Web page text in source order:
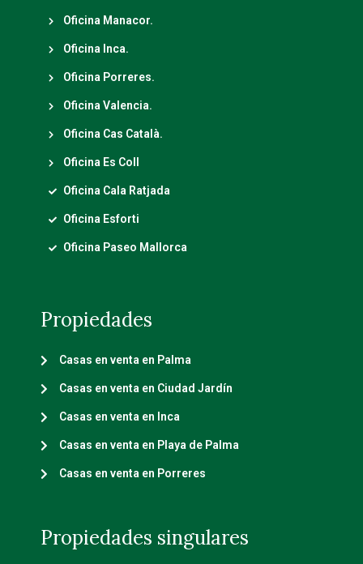
Oficina Manacor.
Oficina Inca.
Oficina Porreres.
Oficina Valencia.
Oficina Cas Català.
Oficina Es Coll
Oficina Cala Ratjada
Oficina Esforti
Oficina Paseo Mallorca
Propiedades
Casas en venta en Palma
Casas en venta en Ciudad Jardín
Casas en venta en Inca
Casas en venta en Playa de Palma
Casas en venta en Porreres
Propiedades singulares